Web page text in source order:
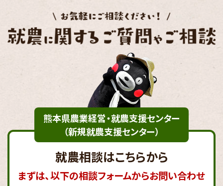
熊本県農業経営・就農支援センター
（新規就農支援センター）
就農相談はこちらから
まずは、以下の相談フォームからお問い合わせ